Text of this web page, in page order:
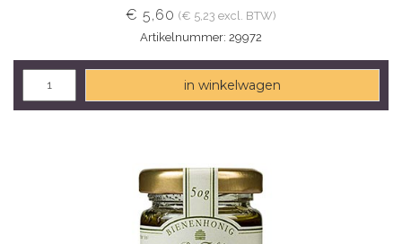
€ 5,60 (€ 5,23 excl. BTW)
Artikelnummer: 29972
in winkelwagen